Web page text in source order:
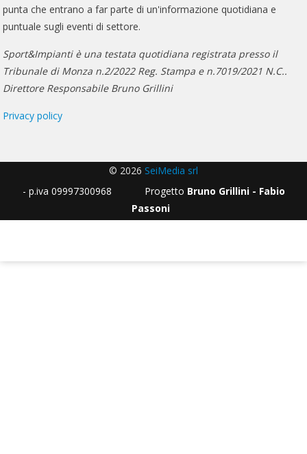
punta che entrano a far parte di un'informazione quotidiana e
puntuale sugli eventi di settore.
Sport&Impianti è una testata quotidiana registrata presso il
Tribunale di Monza n.2/2022 Reg. Stampa e n.7019/2021 N.C..
Direttore Responsabile Bruno Grillini
Privacy policy
© 2026 SeiMedia srl
- p.iva 09997300968 Progetto Bruno Grillini - Fabio
Passoni